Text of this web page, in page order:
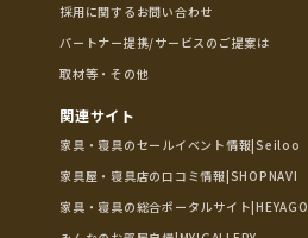
採用に関するお問い合わせ
パートナー提携/サービスのご提案は
取材等・その他
関連サイト
家具・寝具のセールイベント情報|Seiloo
家具屋・寝具店の口コミ情報|SHOPNAVI
家具・寝具の総合ポータルサイト